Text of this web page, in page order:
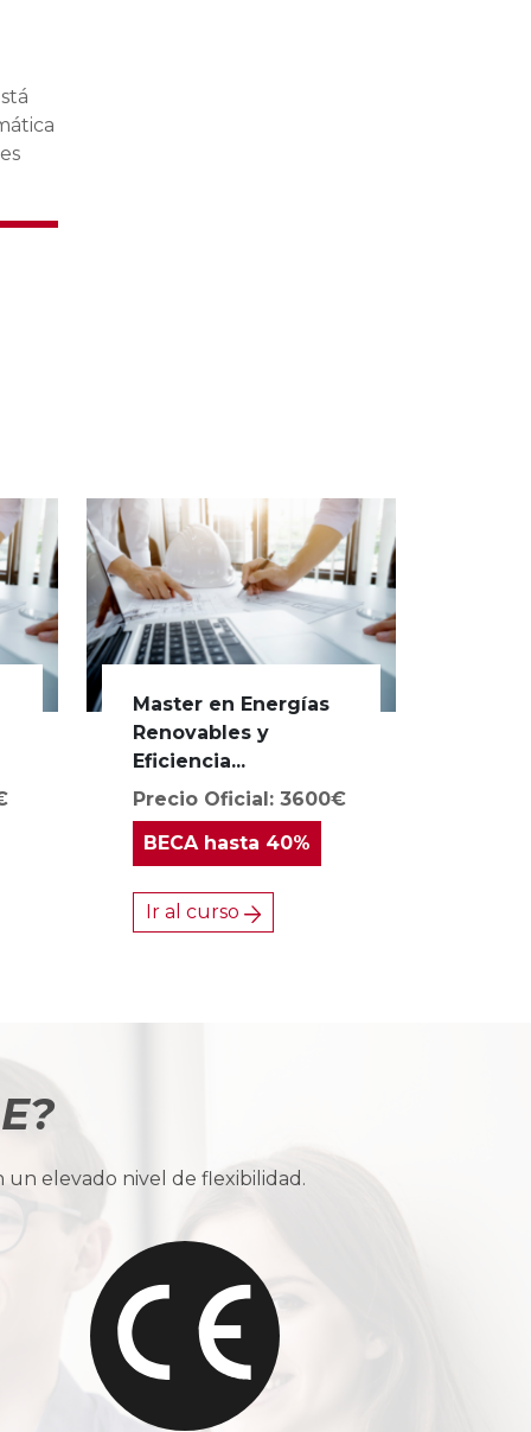
Master en Energías
Renovables y
Eficiencia...
Precio Oficial: 3600€
BECAhasta 40%
Ir al curso
un elevado nivel de flexibilidad.